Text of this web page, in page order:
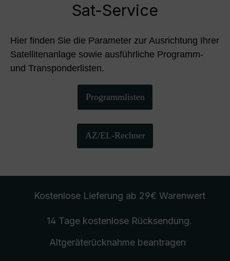
Sat-Service
Hier finden Sie die Parameter zur Ausrichtung Ihrer
Satellitenanlage sowie ausführliche Programm-
und Transponderlisten.
Programmlisten
AZ/EL-Rechner
Kostenlose Lieferung ab 29€ Warenwert
14 Tage kostenlose Rücksendung.
Altgeräterücknahmebeantragen